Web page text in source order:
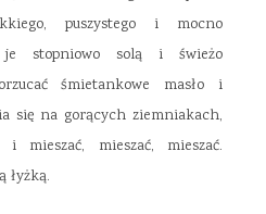
puszystego i mocno
je stopniowo solą i świeżo
śmietankowe masło i
się na gorących ziemniakach,
mieszać, mieszać, mieszać.
łyżką.